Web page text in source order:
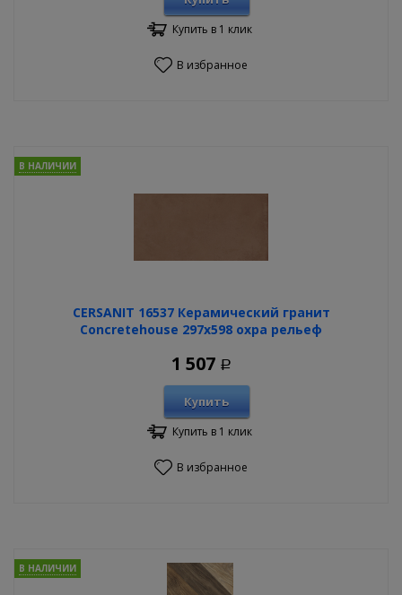
Купить в 1 клик
В избранное
CERSANIT 16537 Керамический гранит
Concretehouse 297х598 охра рельеф
В НАЛИЧИИ
1 507 Р
Купить
Купить в 1 клик
В избранное
В НАЛИЧИИ